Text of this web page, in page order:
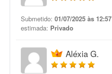
Submetido: 01/07/2025 às 12:57
estimada: Privado
Aléxia G.